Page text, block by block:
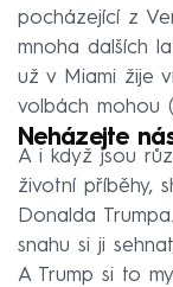
pocházející z
mnoha dalších
už v Miami žije
volbách mohou
Neházejte
A i když jsou
životní příběhy,
Donalda
snahu si ji
A Trump si to